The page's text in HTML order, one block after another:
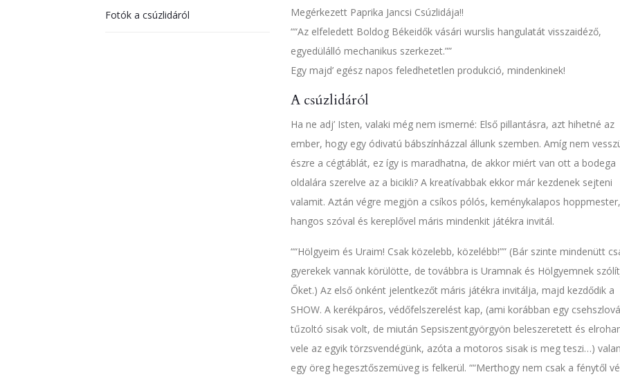
Fotók a csúzlidáról
Megérkezett Paprika Jancsi Csúzlidája!!
“Az elfeledett Boldog Békeidők vásári wurslis hangulatát visszaidéző,
egyedülálló mechanikus szerkezet.”
Egy majd’ egész napos feledhetetlen produkció, mindenkinek!
A csúzlidáról
Ha ne adj’ Isten, valaki még nem ismerné: Első pillantásra, azt hihetné az
ember, hogy egy ódivatú bábszínházzal állunk szemben. Amíg nem
észre a cégtáblát, ez így is maradhatna, de akkor miért van ott a bodega
oldalára szerelve az a bicikli? A kreatívabbak ekkor már kezdenek sejteni
valamit. Aztán végre megjön a csíkos pólós, keménykalapos
hangos szóval és kereplővel máris mindenkit játékra invitál.
“Hölgyeim és Uraim! Csak közelebb, közelébb!” (Bár szinte mindenütt
gyerekek vannak körülötte, de továbbra is Uramnak és Hölgyemnek
Őket.) Az első önként jelentkezőt máris játékra invitálja, majd kezdődik a
SHOW. A kerékpáros, védőfelszerelést kap, (ami korábban egy
tűzoltó sisak volt, de miután Sepsiszentgyörgyön beleszeretett és
vele az egyik törzsvendégünk, azóta a motoros sisak is meg teszi…)
egy öreg hegesztőszemüveg is felkerül. “Merthogy nem csak a fénytől